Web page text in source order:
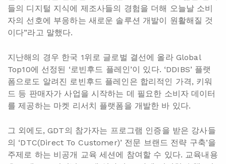
들의 디지털 지식에 제조사들의 경험을 더해 오늘날 소비
자의 선호에 부응하는 새로운 솔루션 개발이 원활해질 것
이다”라고 말했다.
지난해의 경우 한국 1위로 글로벌 결선에 올라 Global
Top10에 선정된 ‘로빈후드 플레인’이 있다. ‘DDIBS’ 플랫
폼으로도 알려진 로빈후드 플레인은 합리적인 가격, 키워
드 등 판매자가 사업을 시작하는 데 필요한 소비자 데이터
를 제공하는 마켓 리서치 플랫폼을 개발한 바 있다.
그 외에도, GDT의 참가자는 프로그램 인증을 받은 강사들
의 ‘DTC(Direct To Customer)’ 전문 브랜드 전략 구축’을
주제로 하는 비공개 교육 세션에 참여할 수 있다. 교육내용